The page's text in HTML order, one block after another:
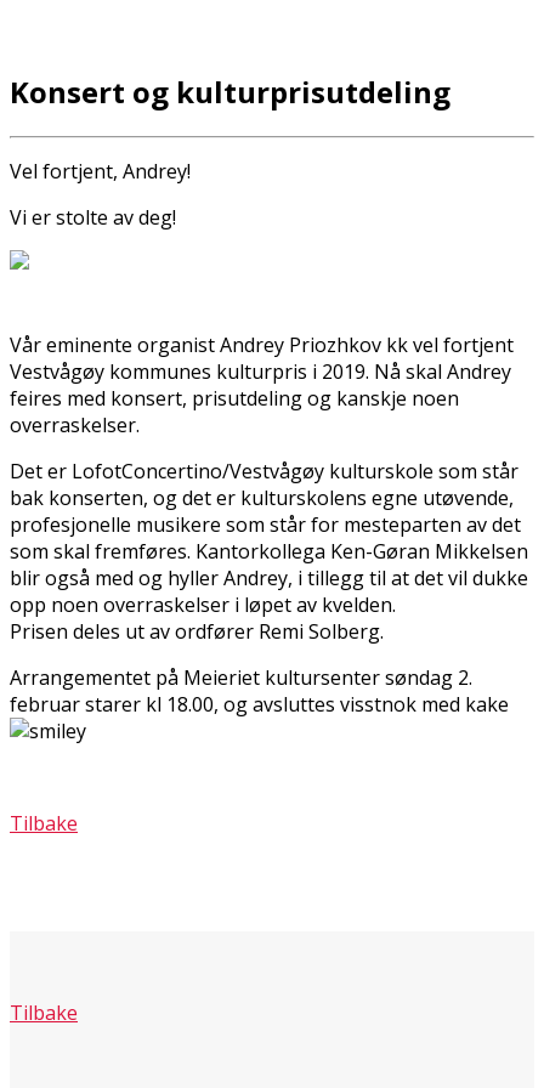
Konsert og kulturprisutdeling
Vel fortjent, Andrey!
Vi er stolte av deg!
Vår eminente organist Andrey Priozhkov fikk vel fortjent
Vestvågøy kommunes kulturpris i 2019. Nå skal Andrey
feires med konsert, prisutdeling og kanskje noen
overraskelser.
Det er LofotConcertino/Vestvågøy kulturskole som står
bak konserten, og det er kulturskolens egne utøvende,
profesjonelle musikere som står for mesteparten av det
som skal fremføres. Kantorkollega Ken-Gøran Mikkelsen
blir også med og hyller Andrey, i tillegg til at det vil dukke
opp noen overraskelser i løpet av kvelden.
Prisen deles ut av ordfører Remi Solberg.
Arrangementet på Meieriet kultursenter søndag 2.
februar starer kl 18.00, og avsluttes visstnok med kake
Tilbake
Tilbake